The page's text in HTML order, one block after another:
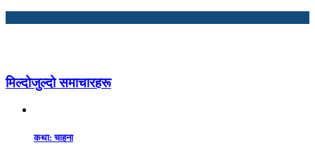
मिल्दोजुल्दो समाचारहरू
कथा: चाहना